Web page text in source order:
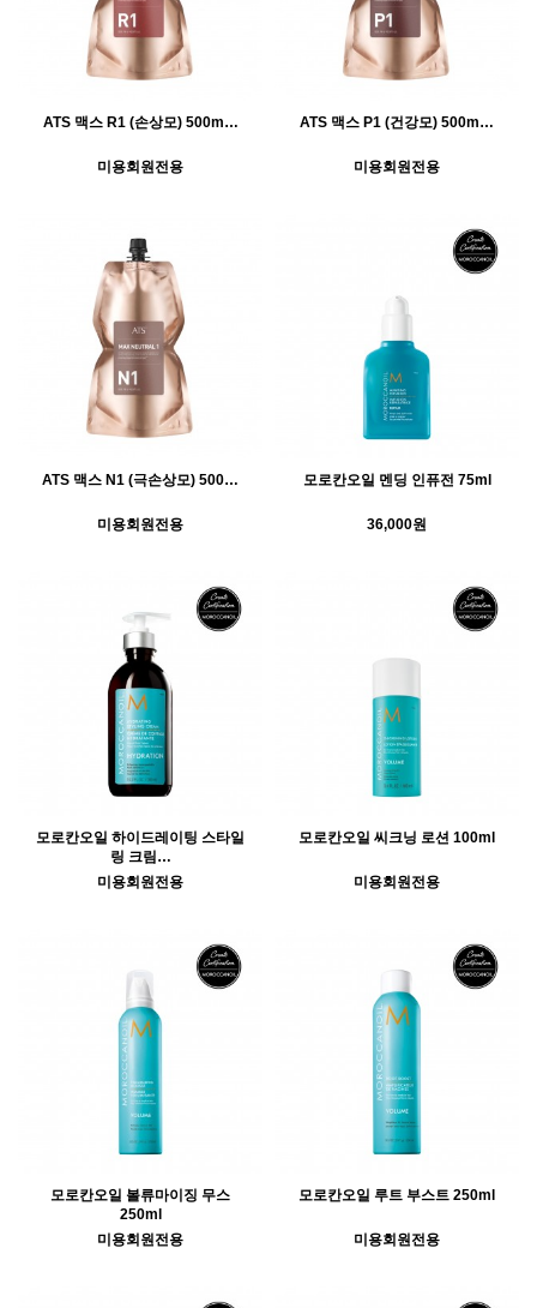
ATS 맥스 R1 (손상모) 500m…
미용회원전용
ATS 맥스 P1 (건강모) 500m…
미용회원전용
ATS 맥스 N1 (극손상모) 500…
미용회원전용
모로칸오일 멘딩 인퓨전 75ml
36,000원
모로칸오일 하이드레이팅 스타일
링 크림…
미용회원전용
모로칸오일 씨크닝 로션 100ml
미용회원전용
모로칸오일 볼류마이징 무스
250ml
미용회원전용
모로칸오일 루트 부스트 250ml
미용회원전용